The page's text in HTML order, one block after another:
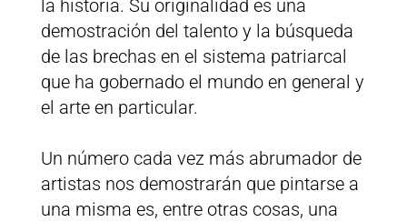
la historia. Su originalidad es una
demostración del talento y la búsqueda
de las brechas en el sistema patriarcal
que ha gobernado el mundo en general y
el arte en particular.
Un número cada vez más abrumador de
artistas nos demostrarán que pintarse a
una misma es, entre otras cosas, una